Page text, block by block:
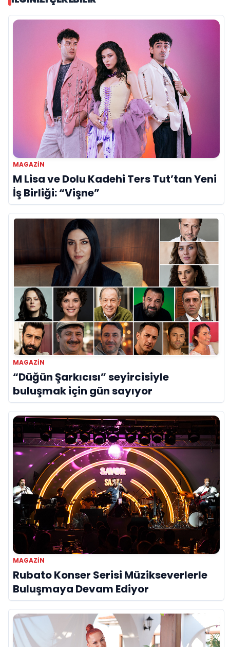
MAGAZİN
M Lisa ve Dolu Kadehi Ters Tut’tan Yeni
İş Birliği: “Vişne”
MAGAZİN
“Düğün Şarkıcısı” seyircisiyle
buluşmak için gün sayıyor
MAGAZİN
Rubato Konser Serisi Müzikseverlerle
Buluşmaya Devam Ediyor